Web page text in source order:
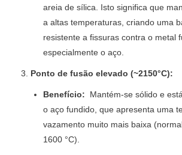
areia de sílica. Isto significa que
a altas temperaturas, criando uma
resistente a fissuras contra o metal
especialmente o aço.
Ponto de fusão elevado (~2150°C):
Benefício: Mantém-se sólido e
o aço fundido, que apresenta uma
vazamento muito mais baixa
1600 °C).